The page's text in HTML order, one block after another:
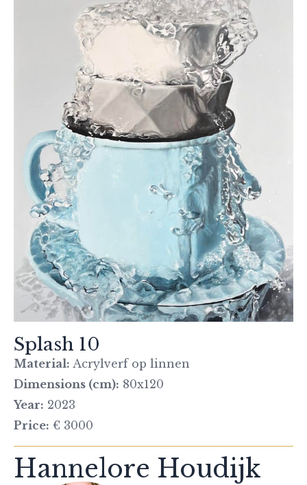
Splash 10
Material: Acrylverf op linnen
Dimensions (cm): 80x120
Year: 2023
Price: € 3000
Hannelore Houdijk